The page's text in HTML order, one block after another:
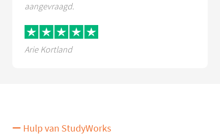
aangevraagd.
Arie Kortland
Hulp van StudyWorks